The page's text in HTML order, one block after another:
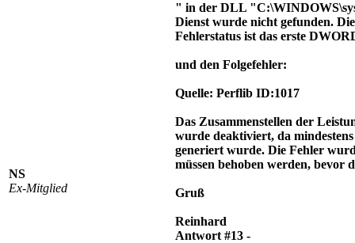
NS
Ex-Mitglied
" in der DLL
Dienst wurde nicht gefunden.
Fehlerstatus ist das erste
und den Folgefehler:
Quelle: Perflib ID:1017
Das Zusammenstellen der
wurde deaktiviert, da
generiert wurde. Die Fehler
müssen behoben werden,
Gruß
Reinhard
Antwort #13 -